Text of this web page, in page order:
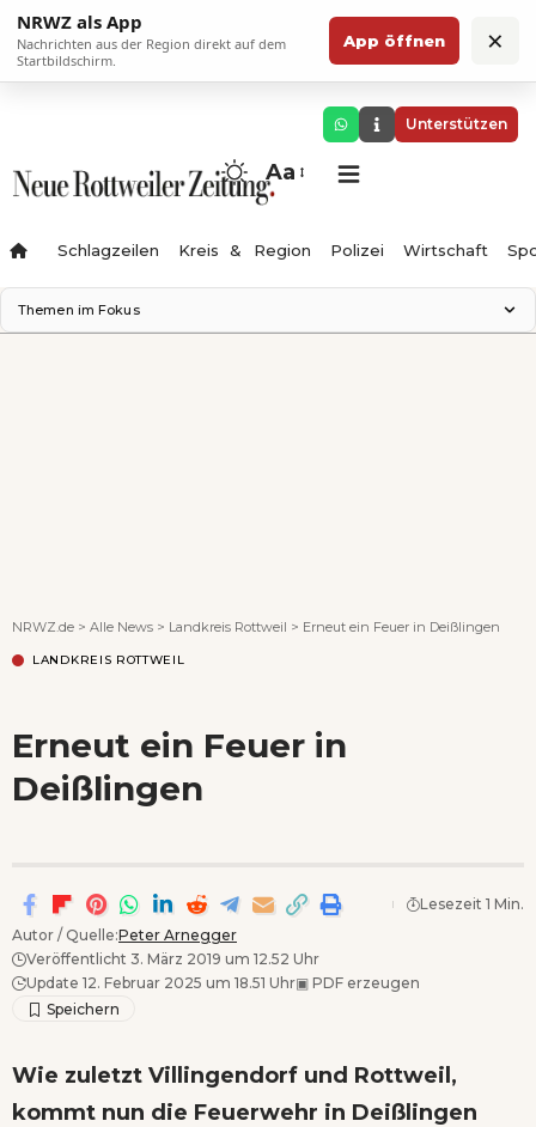
NRWZ als App
Nachrichten aus der Region direkt auf dem
Startbildschirm.
App öffnen ×
Unterstützen
Aa
Schlagzeilen Kreis & Region Polizei Wirtschaft
Themen im Fokus
NRWZ.de > Alle News > Landkreis Rottweil > Erneut ein Feuer in Deißlingen
LANDKREIS ROTTWEIL
Erneut ein Feuer in
Deißlingen
Autor / Quelle:Peter Arnegger
Veröffentlicht 3. März 2019 um 12.52 Uhr
Update 12. Februar 2025 um 18.51 Uhr▣ PDF erzeugen
Lesezeit 1 Min.
Wie zuletzt Villingendorf und Rottweil,
kommt nun die Feuerwehr in Deißlingen